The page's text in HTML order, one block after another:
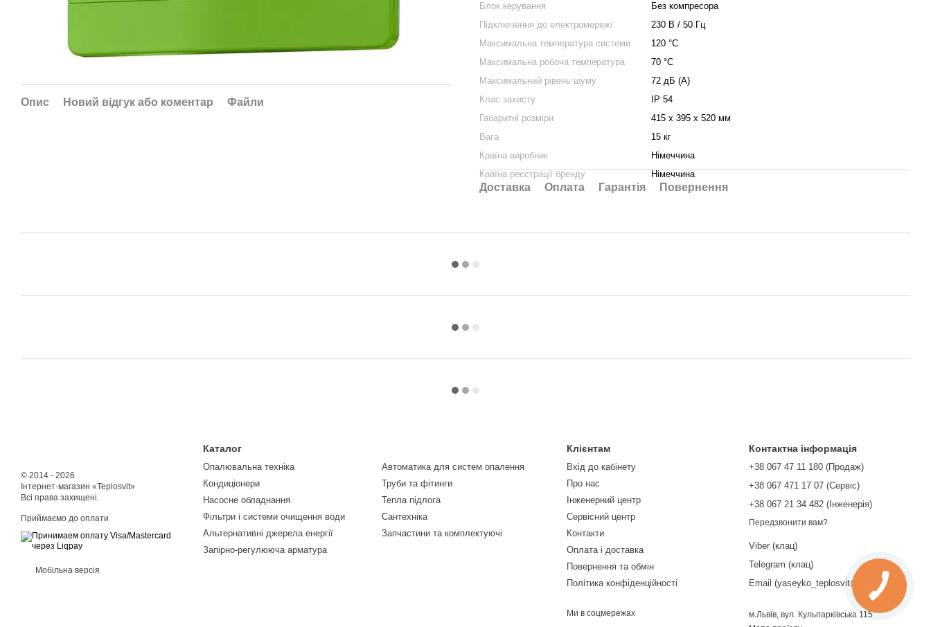
Опис Новий відгук або коментар Файли
Блок керування
Без компресора
Підключення до електромережі
230 В / 50 Гц
Максимальна температура системи
120 °C
Максимальна робоча температура
70 °C
Максимальний рівень шуму
72 дБ (A)
Клас захисту
IP 54
Габаритні розміри
415 х 395 х 520 мм
Вага
15 кг
Країна виробник
Німеччина
Країна реєстрації бренду
Німеччина
Доставка Оплата Гарантія Повернення
© 2014 - 2026
Інтернет-магазин «Teplosvit»
Всі права захищені.
Приймаємо до оплати
Мобільна версія
Каталог
Опалювальна техніка
Кондиціонери
Насосне обладнання
Фільтри і системи очищення води
Альтернативні джерела енергії
Запірно-регулююча арматура
Автоматика для систем опалення
Труби та фітинги
Тепла підлога
Сантехніка
Запчастини та комплектуючі
Клієнтам
Вхід до кабінету
Про нас
Інженерний центр
Сервісний центр
Контакти
Оплата і доставка
Повернення та обмін
Політика конфіденційності
Ми в соцмережах
Контактна інформація
+38 067 47 11 180 (Продаж)
+38 067 471 17 07 (Сервіс)
‎+38 067 21 34 482 (Інженерія)
Передзвонити вам?
Viber (клац)
Telegram (клац)
Email (yaseyko_teplosvit@ukr.net)
м.Львів, вул. Кульпарківська 115